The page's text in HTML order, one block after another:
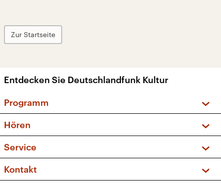
Zur Startseite
Entdecken Sie Deutschlandfunk Kultur
Programm
Sendungen und Podcasts
Musikliste
Kakadu – Das Kinderprogramm
Hören
Frequenzen (UKW + DAB+)
Service
FAQ
Apps
Kontakt